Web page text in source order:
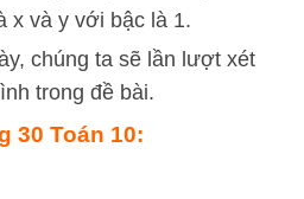
x và y với bậc là 1.
chúng ta sẽ lần lượt xét
trong đề bài.
30 Toán 10: